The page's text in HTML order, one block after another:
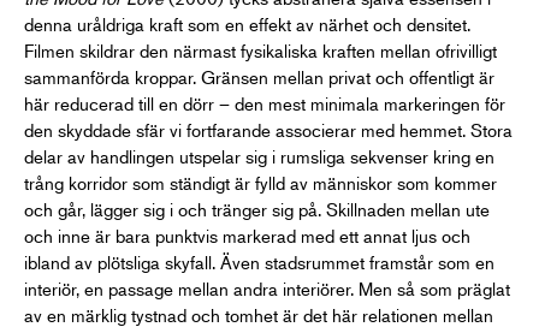
denna uråldriga kraft som en effekt av närhet och densitet.
Filmen skildrar den närmast fysikaliska kraften mellan ofrivilligt
sammanförda kroppar. Gränsen mellan privat och offentligt är
här reducerad till en dörr – den mest minimala markeringen för
den skyddade sfär vi fortfarande associerar med hemmet. Stora
delar av handlingen utspelar sig i rumsliga sekvenser kring en
trång korridor som ständigt är fylld av människor som kommer
och går, lägger sig i och tränger sig på. Skillnaden mellan ute
och inne är bara punktvis markerad med ett annat ljus och
ibland av plötsliga skyfall. Även stadsrummet framstår som en
interiör, en passage mellan andra interiörer. Men så som präglat
av en märklig tystnad och tomhet är det här relationen mellan